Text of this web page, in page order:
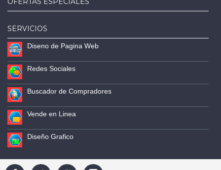
SERVICIOS
Diseno de Pagina Web
Redes Sociales
Buscador de Compradores
Vende en Linea
Diseño Grafico